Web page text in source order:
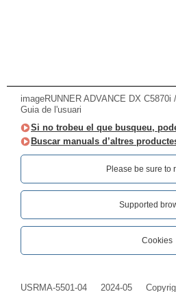
imageRUNNER ADVANCE DX
Guia de l'usuari
Si no trobeu el que busqueu,
Buscar manuals d’altres
Please be sure to
Supported
Cookies
USRMA-5501-04 2024-05